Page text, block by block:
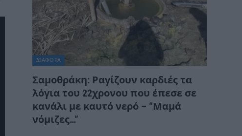
ΔΙΆΦΟΡΑ
Σαμοθράκη: Ραγίζουν καρδιές τα
λόγια του 22χρονου που έπεσε σε
κανάλι με καυτό νερό – “Μαμά
νόμιζες…”